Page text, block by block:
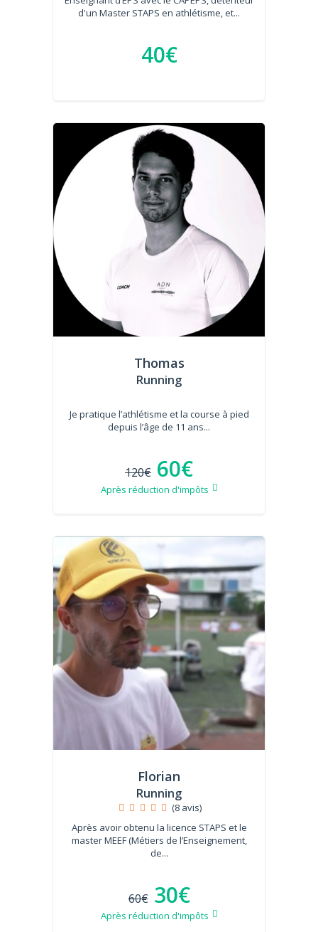
d'un Master STAPS en athlétisme, et...
40€
Thomas
Running
Je pratique l’athlétisme et la course à pied
depuis l’âge de 11 ans...
120€ 60€
Après réduction d'impôts
Florian
Running
(8 avis)
Après avoir obtenu la licence STAPS et le
master MEEF (Métiers de l’Enseignement,
de...
60€ 30€
Après réduction d'impôts